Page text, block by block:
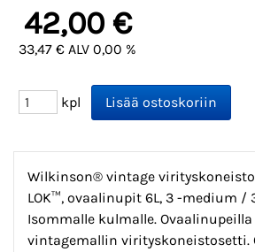
42,00 €
33,47 € ALV 0,00 %
kpl
Wilkinson® vintage virityskoneisto
LOK™, ovaalinupit 6L, 3 -medium /
Isommalle kulmalle. Ovaalinupeilla
vintagemallin virityskoneistosetti.